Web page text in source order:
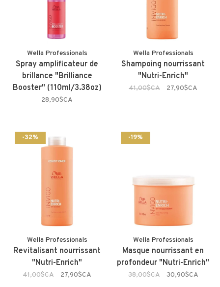
Wella Professionals
Spray amplificateur de
brillance "Brilliance
Booster" (110ml/3.38oz)
28,90$CA
Wella Professionals
Shampoing nourrissant
"Nutri-Enrich"
41,00$CA 27,90$CA
-32%
Wella Professionals
Revitalisant nourrissant
"Nutri-Enrich"
41,00$CA 27,90$CA
-19%
Wella Professionals
Masque nourrissant en
profondeur "Nutri-Enrich"
38,00$CA 30,90$CA